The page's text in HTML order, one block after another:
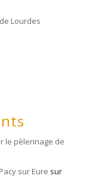
Lourdes
le pèlerinage de
sur Eure sur